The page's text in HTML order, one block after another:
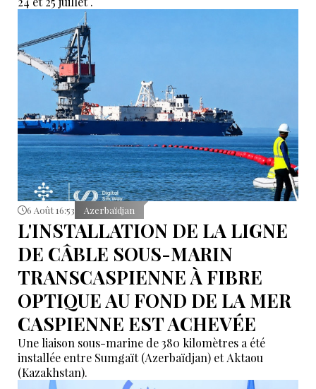
6 Août 16:53 Azerbaïdjan
L'INSTALLATION DE LA LIGNE
DE CÂBLE SOUS-MARIN
TRANSCASPIENNE À FIBRE
OPTIQUE AU FOND DE LA MER
CASPIENNE EST ACHEVÉE
Une liaison sous-marine de 380 kilomètres a été
installée entre Sumgaït (Azerbaïdjan) et Aktaou
(Kazakhstan).